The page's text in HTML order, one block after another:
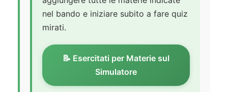
nel bando e iniziare subito a fare quiz
mirati.
📝 Esercitati per Materie sul
Simulatore